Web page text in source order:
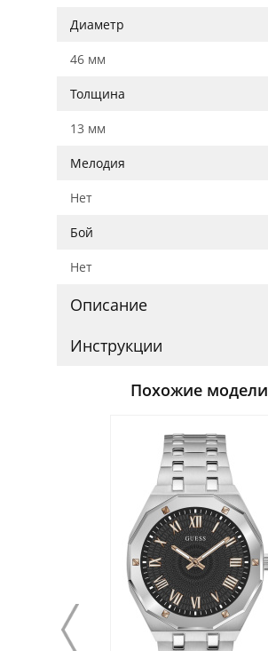
Диаметр
46 мм
Толщина
13 мм
Мелодия
Нет
Бой
Нет
Описание
Инструкции
Похожие модели